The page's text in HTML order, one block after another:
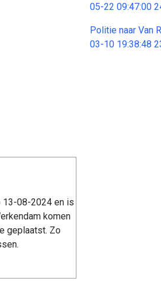
05-22 09:47:00
Politie naar Van
03-10 19:38:48
13-08-2024 en is
komen
geplaatst. Zo